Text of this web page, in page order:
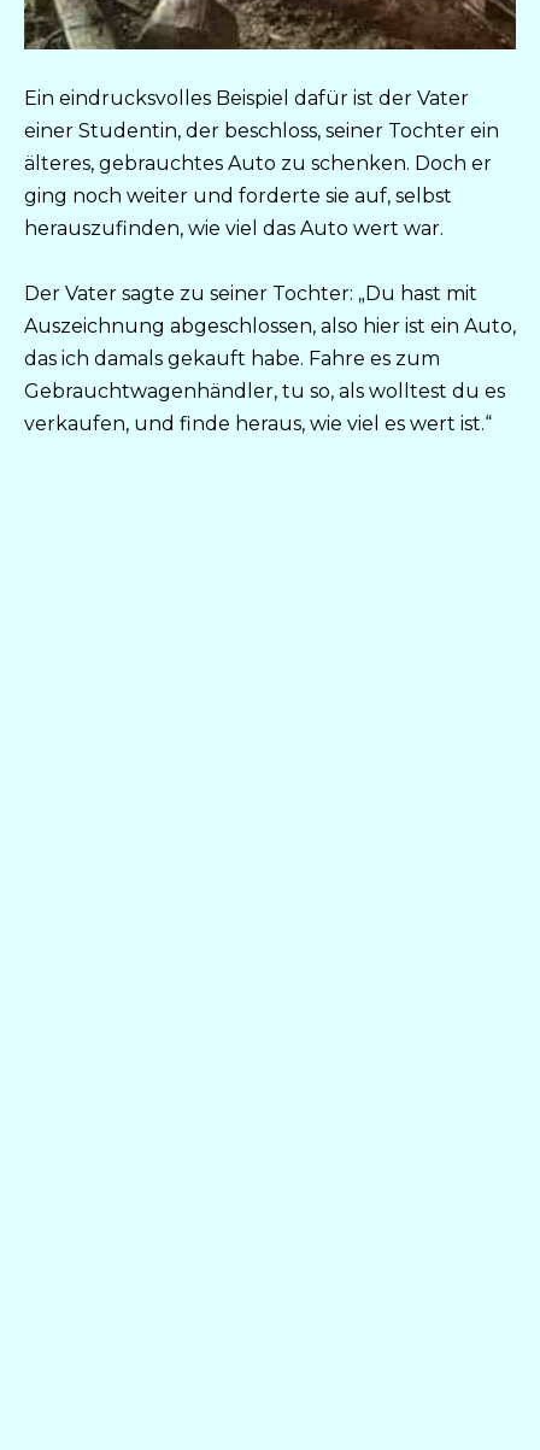
Ein eindrucksvolles Beispiel dafür ist der Vater
einer Studentin, der beschloss, seiner Tochter ein
älteres, gebrauchtes Auto zu schenken. Doch er
ging noch weiter und forderte sie auf, selbst
herauszufinden, wie viel das Auto wert war.
Der Vater sagte zu seiner Tochter: „Du hast mit
Auszeichnung abgeschlossen, also hier ist ein Auto,
das ich damals gekauft habe. Fahre es zum
Gebrauchtwagenhändler, tu so, als wolltest du es
verkaufen, und finde heraus, wie viel es wert ist.“